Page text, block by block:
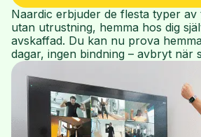
Naardic erbjuder de flesta typer
utan utrustning, hemma hos dig
avskaffad. Du kan nu prova
dagar, ingen bindning – avbryt när